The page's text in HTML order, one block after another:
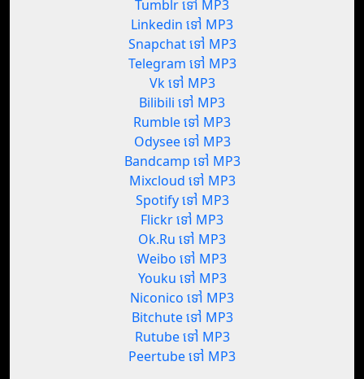
Tumblr ទៅ MP3
Linkedin ទៅ MP3
Snapchat ទៅ MP3
Telegram ទៅ MP3
Vk ទៅ MP3
Bilibili ទៅ MP3
Rumble ទៅ MP3
Odysee ទៅ MP3
Bandcamp ទៅ MP3
Mixcloud ទៅ MP3
Spotify ទៅ MP3
Flickr ទៅ MP3
Ok.Ru ទៅ MP3
Weibo ទៅ MP3
Youku ទៅ MP3
Niconico ទៅ MP3
Bitchute ទៅ MP3
Rutube ទៅ MP3
Peertube ទៅ MP3